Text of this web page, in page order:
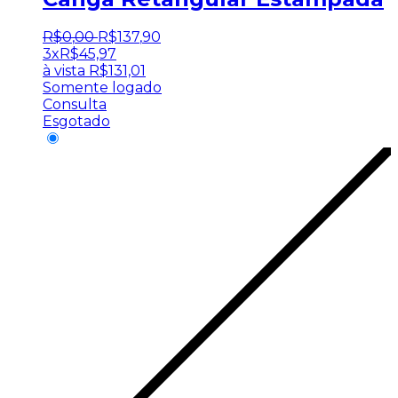
R$0,00 R$137,90
3x R$45,97
à vista R$131,01
Somente logado
Consulta
Esgotado